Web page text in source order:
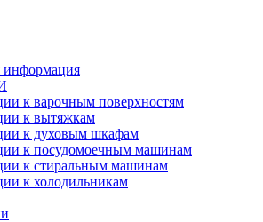
информация
к варочным поверхностям
к вытяжкам
к духовым шкафам
к посудомоечным машинам
к стиральным машинам
к холодильникам